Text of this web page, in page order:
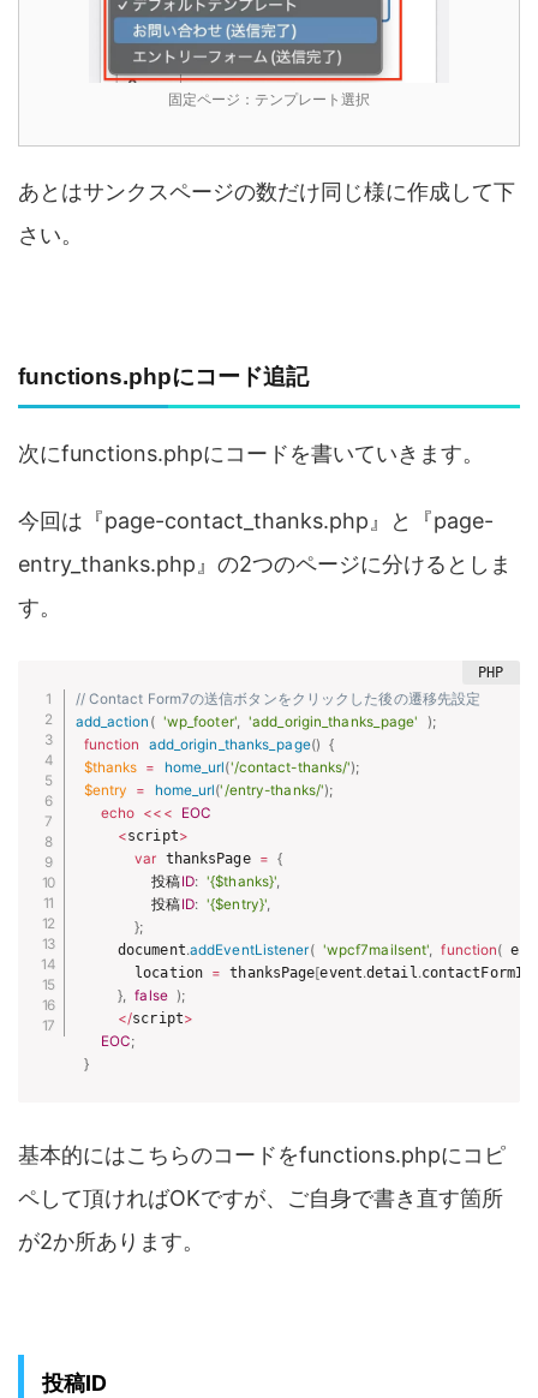
固定ページ：テンプレート選択
あとはサンクスページの数だけ同じ様に作成して下
さい。
functions.phpにコード追記
次にfunctions.phpにコードを書いていきます。
今回は『page-contact_thanks.php』と『page-
entry_thanks.php』の2つのページに分けるとしま
す。
// Contact Form7の送信ボタンをクリックした後の遷移先設定
add_action ( 'wp_footer', 'add_origin_thanks_page' );
function
add_origin_thanks_page() {
$thanks = home_url('/contact-thanks/');
$entry
= home_url('/entry-thanks/');
echo << <
EOC
<script>
var thanksPage = {
         投稿
ID: '{$thanks}',
         投稿
ID: '{$entry}',
};
     document
.addEventListener( 'wpcf7mailsent', function(
       location
= thanksPage[event.detail.contactFormId
}, false );
</script>
EOC;
}
基本的にはこちらのコードをfunctions.phpにコピ
ペして頂ければOKですが、ご自身で書き直す箇所
が2か所あります。
投稿ID